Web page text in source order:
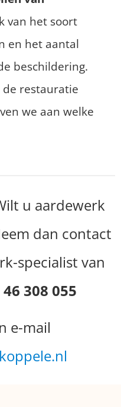
van het soort
en het aantal
beschildering.
restauratie
we aan welke
u aardewerk
dan contact
specialist van
46 308 055
e-mail